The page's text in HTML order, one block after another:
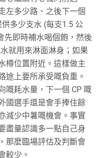
左多少路、之後下一個
多少支水 (每支1.5 公
先即時補水喝個飽，然後
就用來淋面淋身；如果
樽位置附近。這樣做主
途上要所承受嘅負重。
嘅耗水量，下一個 CP 嘅
國選手還是會手捧住餘
減少中暑嘅機會。事實
盡量認識多一點自己身
那麼臨場評估及判斷會
較少。